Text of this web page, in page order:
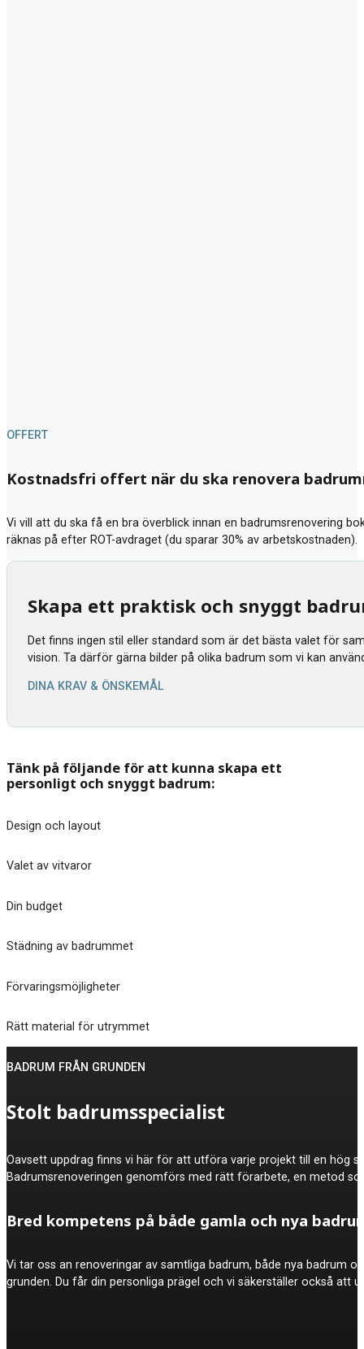
Kostnadsfri offert när du ska renovera
Vi vill att du ska få en bra överblick innan en badrumsrenovering
räknas på efter ROT-avdraget (du sparar 30% av arbetskostnaden).
OFFERT
Skapa ett praktisk och snyggt
Det finns ingen stil eller standard som är det bästa valet för
vision. Ta därför gärna bilder på olika badrum som vi kan
DINA KRAV & ÖNSKEMÅL
Tänk på följande för att kunna skapa ett
personligt och snyggt badrum:
Design och layout
Valet av vitvaror
Din budget
Städning av badrummet
Förvaringsmöjligheter
Rätt material för utrymmet
Stolt badrumsspecialist
Oavsett uppdrag finns vi här för att utföra varje projekt till en hög
Badrumsrenoveringen genomförs med rätt förarbete, en metod
BADRUM FRÅN GRUNDEN
Bred kompetens på både gamla och nya
Vi tar oss an renoveringar av samtliga badrum, både nya badrum
grunden. Du får din personliga prägel och vi säkerställer också